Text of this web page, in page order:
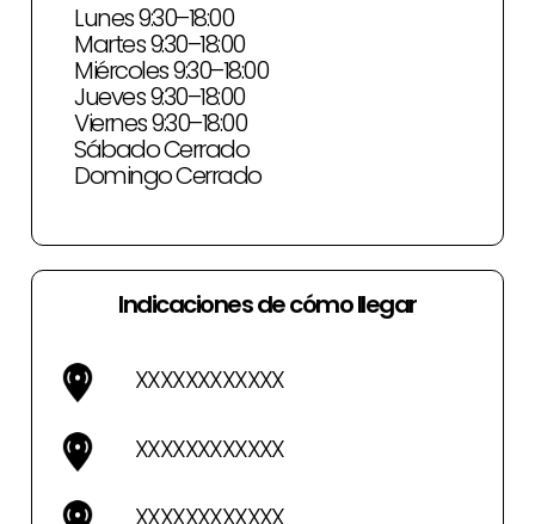
Lunes 9:30–18:00
Martes 9:30–18:00
Miércoles 9:30–18:00
Jueves 9:30–18:00
Viernes 9:30–18:00
Sábado Cerrado
Domingo Cerrado
Indicaciones de cómo llegar
XXXXXXXXXXXX
XXXXXXXXXXXX
XXXXXXXXXXXX